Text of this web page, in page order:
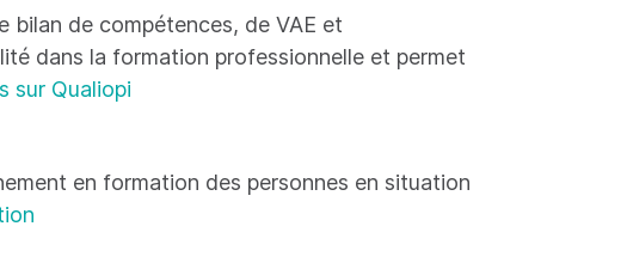
de compétences, de VAE et
dans la formation professionnelle et permet
sur Qualiopi
en formation des personnes en situation